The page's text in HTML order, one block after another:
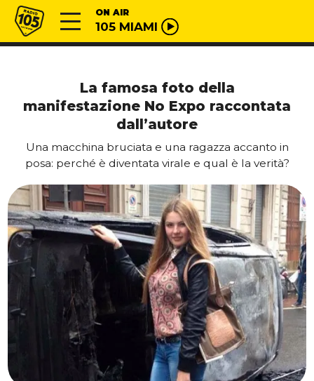
Vai al contenuto
Radio 105 ON AIR
105 MIAMI
La famosa foto della
manifestazione No Expo raccontata
dall’autore
Una macchina bruciata e una ragazza accanto in
posa: perché è diventata virale e qual è la verità?